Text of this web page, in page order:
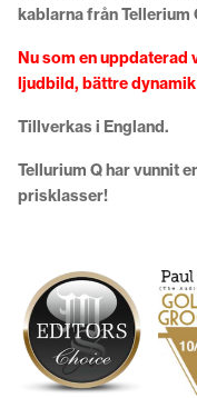
kablarna från Tellerium
Nu som en uppdaterad
ljudbild, bättre
Tillverkas i England.
Tellurium Q har vunnit
prisklasser!